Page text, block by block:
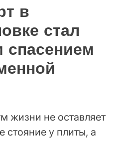
в
стал
спасением
жизни не оставляет
стояние у плиты, а